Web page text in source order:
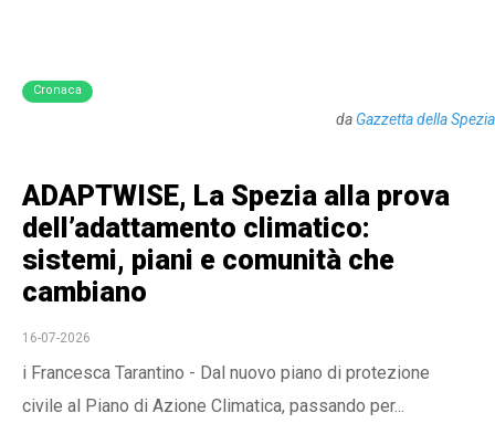
Cronaca
da Gazzetta della Spezia
ADAPTWISE, La Spezia alla prova
dell’adattamento climatico:
sistemi, piani e comunità che
cambiano
16-07-2026
i Francesca Tarantino - Dal nuovo piano di protezione
civile al Piano di Azione Climatica, passando per...